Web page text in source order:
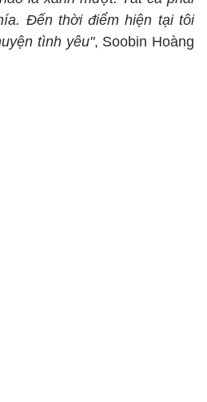
Đến thời điểm hiện tại tôi
tình yêu", Soobin Hoàng